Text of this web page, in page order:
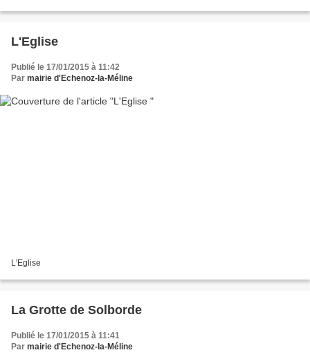
L'Eglise
Publié le 17/01/2015 à 11:42
Par mairie d'Echenoz-la-Méline
L'Eglise
La Grotte de Solborde
Publié le 17/01/2015 à 11:41
Par mairie d'Echenoz-la-Méline